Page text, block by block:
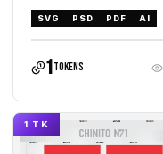
SVG PSD PDF AI
1tokens
1 TK